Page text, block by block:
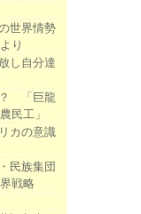
世界情勢
り
し自分達
？ 「巨龍
民工」
カの意識
民族集団
戦略